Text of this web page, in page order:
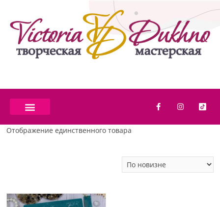
Отображение единственного товара